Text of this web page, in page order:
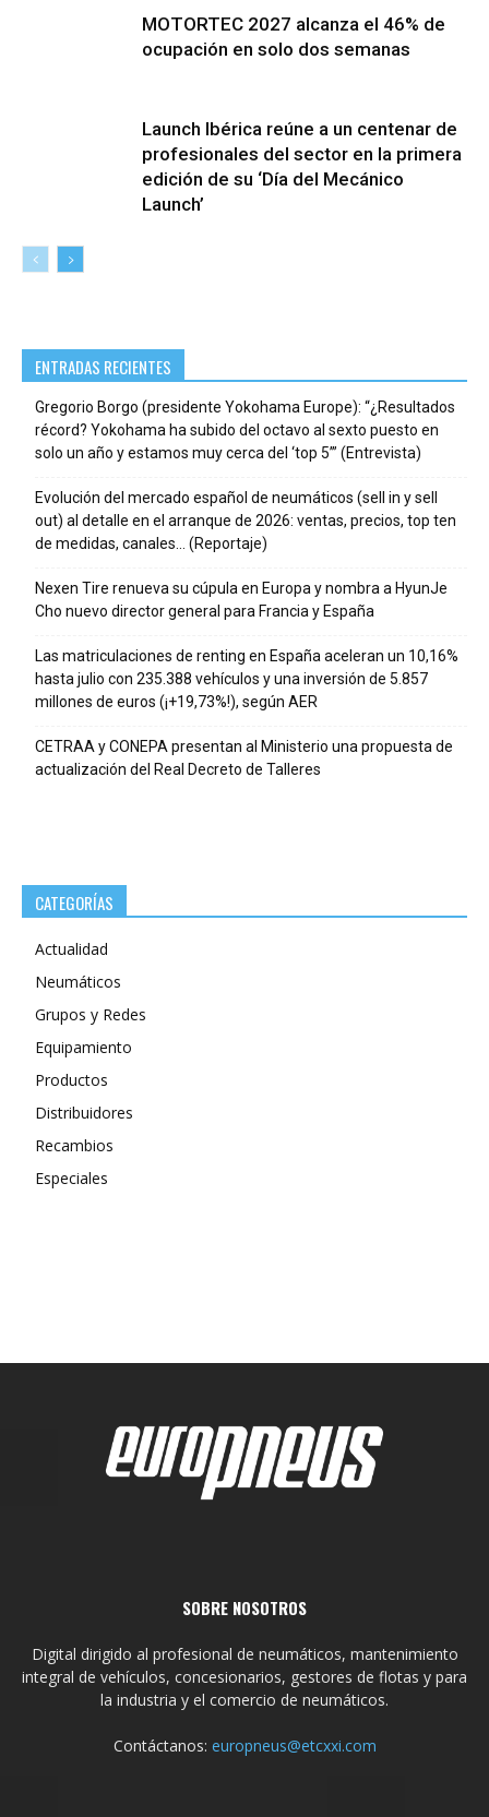
MOTORTEC 2027 alcanza el 46% de
ocupación en solo dos semanas
Launch Ibérica reúne a un centenar de
profesionales del sector en la primera
edición de su ‘Día del Mecánico
Launch’
ENTRADAS RECIENTES
Gregorio Borgo (presidente Yokohama Europe): “¿Resultados
récord? Yokohama ha subido del octavo al sexto puesto en
solo un año y estamos muy cerca del ‘top 5’” (Entrevista)
Evolución del mercado español de neumáticos (sell in y sell
out) al detalle en el arranque de 2026: ventas, precios, top ten
de medidas, canales… (Reportaje)
Nexen Tire renueva su cúpula en Europa y nombra a HyunJe
Cho nuevo director general para Francia y España
Las matriculaciones de renting en España aceleran un 10,16%
hasta julio con 235.388 vehículos y una inversión de 5.857
millones de euros (¡+19,73%!), según AER
CETRAA y CONEPA presentan al Ministerio una propuesta de
actualización del Real Decreto de Talleres
CATEGORÍAS
Actualidad
Neumáticos
Grupos y Redes
Equipamiento
Productos
Distribuidores
Recambios
Especiales
SOBRE NOSOTROS
Digital dirigido al profesional de neumáticos, mantenimiento
integral de vehículos, concesionarios, gestores de flotas y para
la industria y el comercio de neumáticos.
Contáctanos: europneus@etcxxi.com